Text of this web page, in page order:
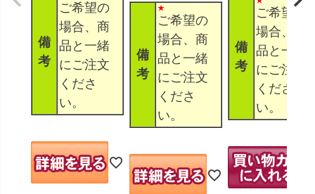
備
考
ご希望の
場合、商
品と一緒
にご注文
くださ
い。
備
考
ご希望の
場合、商
品と一緒
にご注文
くださ
い。
備
考
ご希望の
場合、商
品と一緒
にご注文
くださ
い。